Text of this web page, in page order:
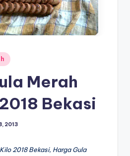
Merah
Bekasi
2013
2018 Bekasi, Harga Gula